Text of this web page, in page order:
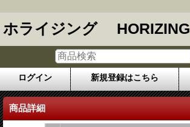
ホライジング HORIZING
ログイン 新規登録はこちら
商品詳細